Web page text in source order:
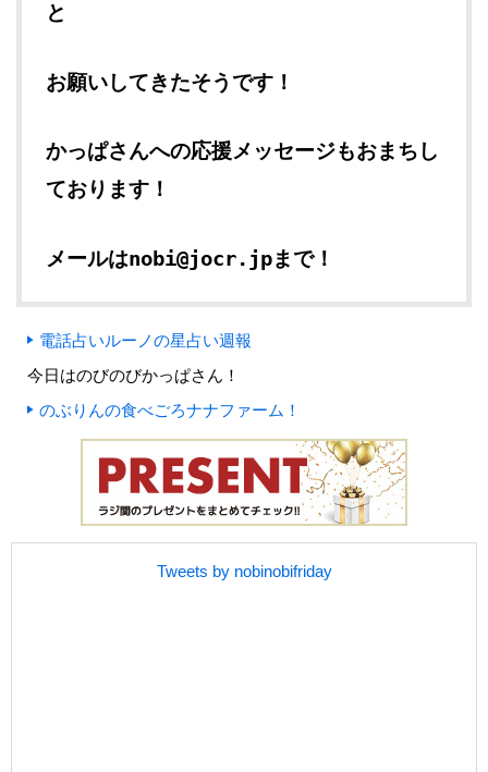
と
お願いしてきたそうです！
かっぱさんへの応援メッセージもおまちし
ております！
メールはnobi@jocr.jpまで！
電話占いルーノの星占い週報
今日はのびのびかっぱさん！
のぶりんの食べごろナナファーム！
Tweets by nobinobifriday